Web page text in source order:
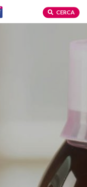
CERCA